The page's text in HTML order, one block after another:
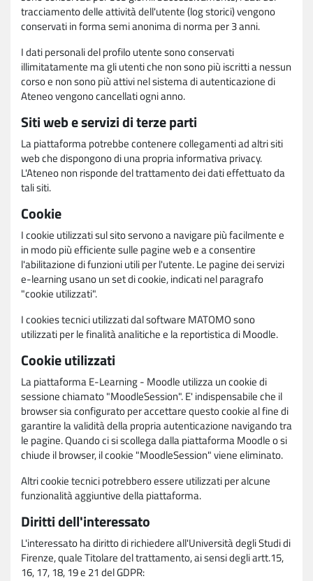
tracciamento delle attività dell'utente (log storici) vengono
conservati in forma semi anonima di norma per 3 anni.
I dati personali del profilo utente sono conservati
illimitatamente ma gli utenti che non sono più iscritti a nessun
corso e non sono più attivi nel sistema di autenticazione di
Ateneo vengono cancellati ogni anno.
Siti web e servizi di terze parti
La piattaforma potrebbe contenere collegamenti ad altri siti
web che dispongono di una propria informativa privacy.
L'Ateneo non risponde del trattamento dei dati effettuato da
tali siti.
Cookie
I cookie utilizzati sul sito servono a navigare più facilmente e
in modo più efficiente sulle pagine web e a consentire
l'abilitazione di funzioni utili per l'utente. Le pagine dei servizi
e-learning usano un set di cookie, indicati nel paragrafo
"cookie utilizzati".
I cookies tecnici utilizzati dal software MATOMO sono
utilizzati per le finalità analitiche e la reportistica di Moodle.
Cookie utilizzati
La piattaforma E-Learning - Moodle utilizza un cookie di
sessione chiamato "MoodleSession". E' indispensabile che il
browser sia configurato per accettare questo cookie al fine di
garantire la validità della propria autenticazione navigando tra
le pagine. Quando ci si scollega dalla piattaforma Moodle o si
chiude il browser, il cookie "MoodleSession" viene eliminato.
Altri cookie tecnici potrebbero essere utilizzati per alcune
funzionalità aggiuntive della piattaforma.
Diritti dell'interessato
L'interessato ha diritto di richiedere all'Università degli Studi di
Firenze, quale Titolare del trattamento, ai sensi degli artt.15,
16, 17, 18, 19 e 21 del GDPR: